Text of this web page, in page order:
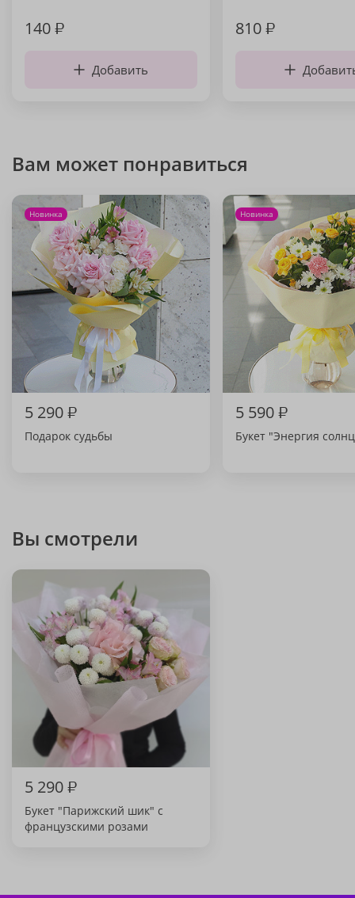
140₽
Добавить
810₽
Вам может понравиться
Новинка
5 290₽
Подарок судьбы
Новинка
5 590₽
Букет "Энергия
Вы смотрели
5 290₽
Букет "Парижский шик" с
французскими розами